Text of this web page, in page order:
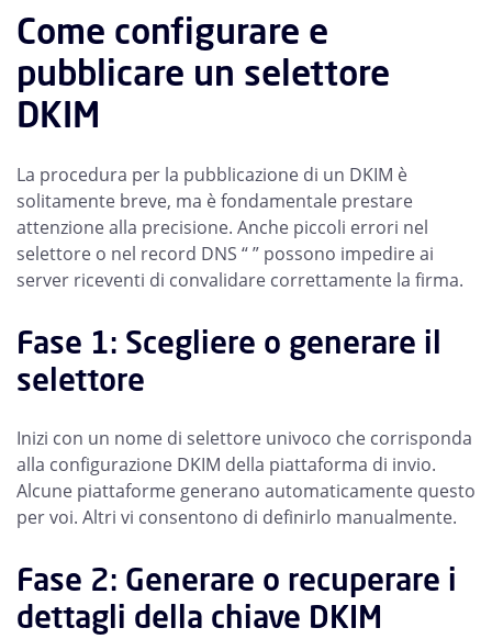
Come configurare e
pubblicare un selettore
DKIM
La procedura per la pubblicazione di un DKIM è
solitamente breve, ma è fondamentale prestare
attenzione alla precisione. Anche piccoli errori nel
selettore o nel record DNS “ ” possono impedire ai
server riceventi di convalidare correttamente la firma.
Fase 1: Scegliere o generare il
selettore
Inizi con un nome di selettore univoco che corrisponda
alla configurazione DKIM della piattaforma di invio.
Alcune piattaforme generano automaticamente questo
per voi. Altri vi consentono di definirlo manualmente.
Fase 2: Generare o recuperare i
dettagli della chiave DKIM